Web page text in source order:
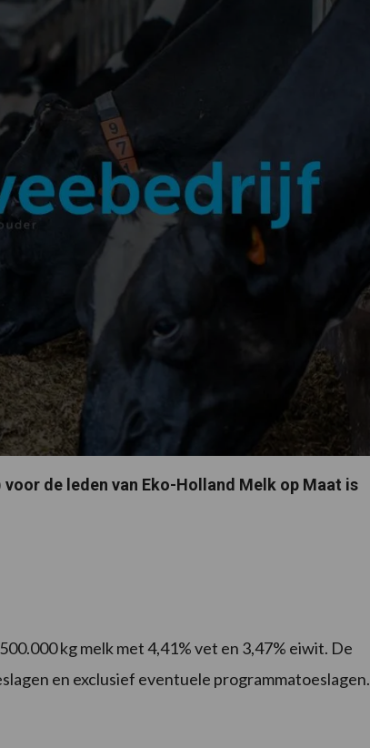
de leden van Eko-Holland Melk op Maat is
kg melk met 4,41% vet en 3,47% eiwit. De
en exclusief eventuele programmatoeslagen.